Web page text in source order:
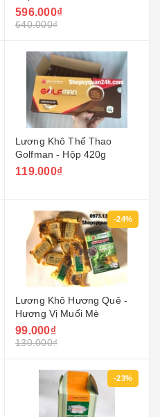
BUSNESS - 4 Hộp x 420g
596.000₫
640.000₫
Lương Khô Thể Thao
Golfman - Hộp 420g
119.000₫
-24%
Lương Khô Hương Quê -
Hương Vị Muối Mè
99.000₫
130.000₫
-23%